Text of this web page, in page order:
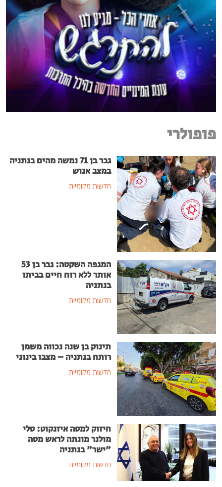
פופולרי
גבר בן 71 נמשה מהים בנתניה
במצב אנוש
חדשות מקומיות
המגפה השקטה: גבר בן 53
אותר ללא רוח חיים בביתו
בנתניה
חדשות מקומיות
תינוק בן שנה נכווה משמן
רותח בנתניה – מצבו בינוני
חדשות מקומיות
חיזוק למטה איזנקוט: טלי
מולנר מונתה לראש מטה
"ישר" בנתניה
חדשות מקומיות